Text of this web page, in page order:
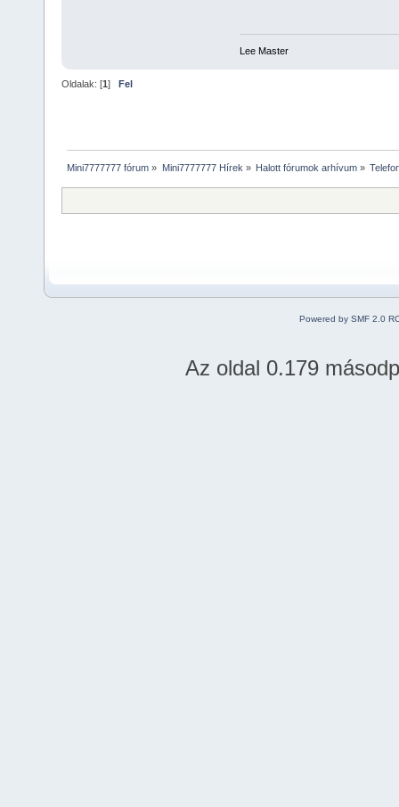
Lee Master
Oldalak: [1] Fel
Mini7777777 fórum » Mini7777777 Hírek » Halott fórumok arhívum»
Powered by SMF 2.0
Az oldal 0.179